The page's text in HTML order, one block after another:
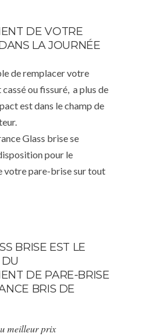
DE VOTRE
LA JOURNÉE
de remplacer votre
ou fissuré, a plus de
est dans le champ de
Glass brise se
pour le
votre pare-brise sur tout
BRISE EST LE
DE PARE-BRISE
BRIS DE
meilleur prix